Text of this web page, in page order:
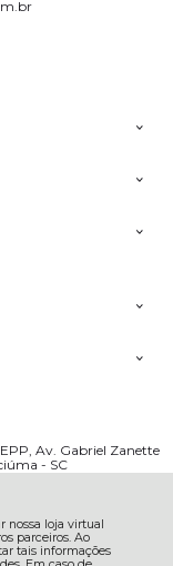
nossa loja virtual
parceiros. Ao
tais informações
Av. Gabriel Zanette
- SC